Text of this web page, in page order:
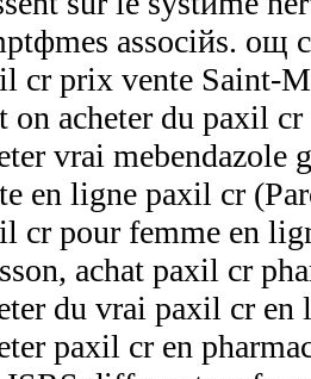
associйs. oщ
cr prix vente Saint-
on acheter du paxil
vrai mebendazole
en ligne paxil cr
cr pour femme en
achat paxil cr
du vrai paxil cr
paxil cr en